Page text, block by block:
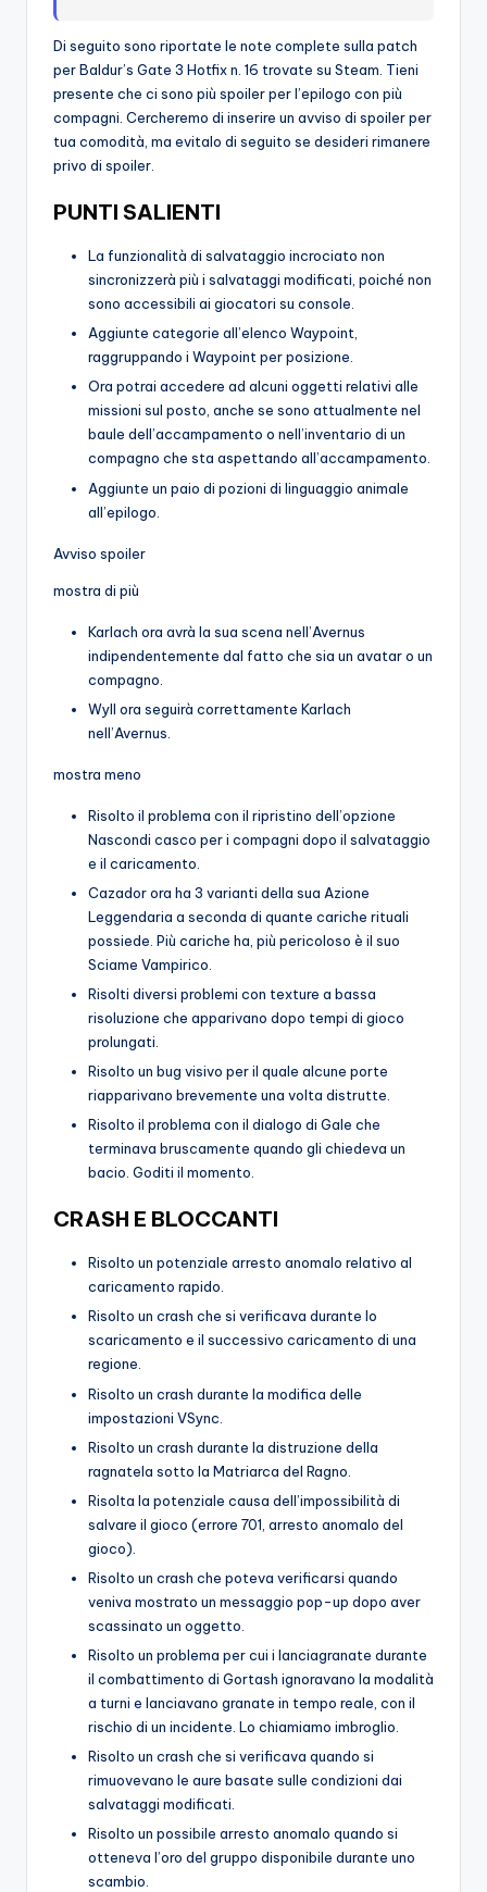
Di seguito sono riportate le note complete sulla patch
per Baldur’s Gate 3 Hotfix n. 16 trovate su Steam. Tieni
presente che ci sono più spoiler per l’epilogo con più
compagni. Cercheremo di inserire un avviso di spoiler per
tua comodità, ma evitalo di seguito se desideri rimanere
privo di spoiler.
PUNTI SALIENTI
La funzionalità di salvataggio incrociato non
sincronizzerà più i salvataggi modificati, poiché non
sono accessibili ai giocatori su console.
Aggiunte categorie all’elenco Waypoint,
raggruppando i Waypoint per posizione.
Ora potrai accedere ad alcuni oggetti relativi alle
missioni sul posto, anche se sono attualmente nel
baule dell’accampamento o nell’inventario di un
compagno che sta aspettando all’accampamento.
Aggiunte un paio di pozioni di linguaggio animale
all’epilogo.
Avviso spoiler
mostra di più
Karlach ora avrà la sua scena nell’Avernus
indipendentemente dal fatto che sia un avatar o un
compagno.
Wyll ora seguirà correttamente Karlach
nell’Avernus.
mostra meno
Risolto il problema con il ripristino dell’opzione
Nascondi casco per i compagni dopo il salvataggio
e il caricamento.
Cazador ora ha 3 varianti della sua Azione
Leggendaria a seconda di quante cariche rituali
possiede. Più cariche ha, più pericoloso è il suo
Sciame Vampirico.
Risolti diversi problemi con texture a bassa
risoluzione che apparivano dopo tempi di gioco
prolungati.
Risolto un bug visivo per il quale alcune porte
riapparivano brevemente una volta distrutte.
Risolto il problema con il dialogo di Gale che
terminava bruscamente quando gli chiedeva un
bacio. Goditi il ​​momento.
CRASH E BLOCCANTI
Risolto un potenziale arresto anomalo relativo al
caricamento rapido.
Risolto un crash che si verificava durante lo
scaricamento e il successivo caricamento di una
regione.
Risolto un crash durante la modifica delle
impostazioni VSync.
Risolto un crash durante la distruzione della
ragnatela sotto la Matriarca del Ragno.
Risolta la potenziale causa dell’impossibilità di
salvare il gioco (errore 701, arresto anomalo del
gioco).
Risolto un crash che poteva verificarsi quando
veniva mostrato un messaggio pop-up dopo aver
scassinato un oggetto.
Risolto un problema per cui i lanciagranate durante
il combattimento di Gortash ignoravano la modalità
a turni e lanciavano granate in tempo reale, con il
rischio di un incidente. Lo chiamiamo imbroglio.
Risolto un crash che si verificava quando si
rimuovevano le aure basate sulle condizioni dai
salvataggi modificati.
Risolto un possibile arresto anomalo quando si
otteneva l’oro del gruppo disponibile durante uno
scambio.